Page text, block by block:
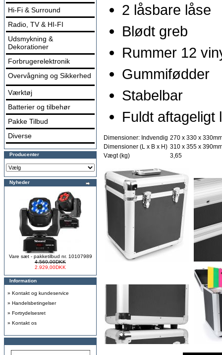
Hi-Fi & Surround
Radio, TV & HI-FI
Udsmykning &
Dekorationer
Forbrugerelektronik
Overvågning og Sikkerhed
Værktøj
Batterier og tilbehør
Pakke Tilbud
Diverse
Producenter
Nyheder
Vare sæt - pakketilbud nr. 10107989
4.569,00DKK
2.929,00DKK
Information
» Kontakt og kundeservice
» Handelsbetingelser
» Fortrydelsesret
» Kontakt os
2 låsbare låse
Blødt greb
Rummer 12
Gummifødder
Stabelbar
Fuldt aftageligt
Dimensioner: Indvendig 270 x 330 x
Dimensioner (L x B x H) 310 x 355 x
Vægt (kg)
3,65